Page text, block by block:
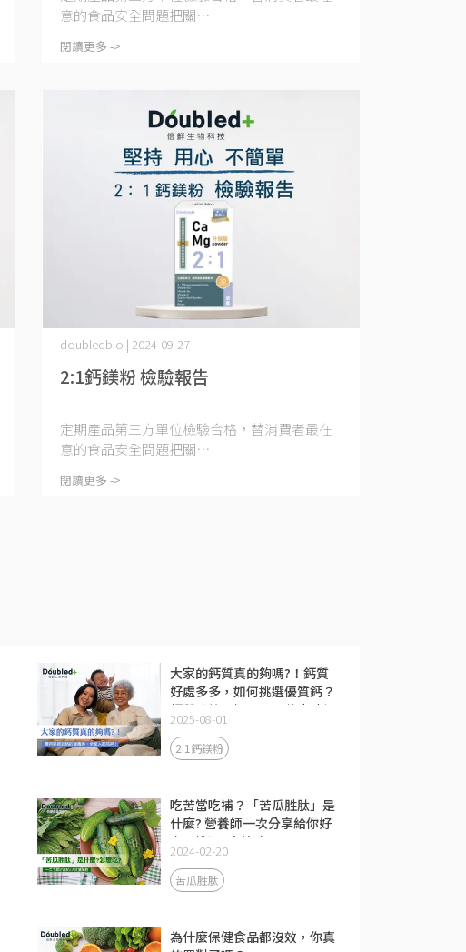
意的食品安全問題把關⋯
閱讀更多 ->
2:1鈣鎂粉 檢驗報告
doubledbio | 2024-09-27
定期產品第三方單位檢驗合格，替消費者最在
意的食品安全問題把關⋯
閱讀更多 ->
大家的鈣質真的夠嗎?！鈣質
好處多多，如何挑選優質鈣？
鈣質功效、攝取量、什麼時候
補充一次瞭解
2025-08-01
2:1鈣鎂粉
吃苦當吃補？「苦瓜胜肽」是
什麼? 營養師一次分享給你好
處、挑選3大策略
2024-02-20
苦瓜胜肽
為什麼保健食品都沒效，你真